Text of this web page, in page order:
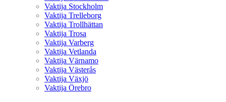
Vaktija Stockholm
Vaktija Trelleborg
Vaktija Trollhättan
Vaktija Trosa
Vaktija Varberg
Vaktija Vetlanda
Vaktija Värnamo
Vaktija Västerås
Vaktija Växjö
Vaktija Örebro